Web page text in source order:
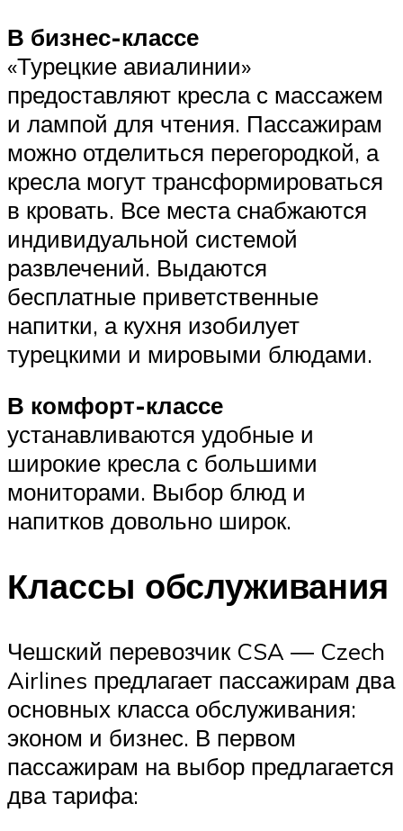
В бизнес-классе
«Турецкие авиалинии»
предоставляют кресла с массажем
и лампой для чтения. Пассажирам
можно отделиться перегородкой, а
кресла могут трансформироваться
в кровать. Все места снабжаются
индивидуальной системой
развлечений. Выдаются
бесплатные приветственные
напитки, а кухня изобилует
турецкими и мировыми блюдами.
В комфорт-классе
устанавливаются удобные и
широкие кресла с большими
мониторами. Выбор блюд и
напитков довольно широк.
Классы обслуживания
Чешский перевозчик CSA ― Czech
Airlines предлагает пассажирам два
основных класса обслуживания:
эконом и бизнес. В первом
пассажирам на выбор предлагается
два тарифа: